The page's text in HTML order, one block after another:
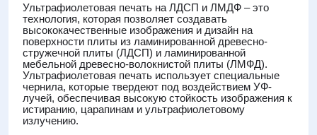
Ультрафиолетовая печать на ЛДСП и ЛМДФ – это
технология, которая позволяет создавать
высококачественные изображения и дизайн на
поверхности плиты из ламинированной древесно-
стружечной плиты (ЛДСП) и ламинированной
мебельной древесно-волокнистой плиты (ЛМФД).
Ультрафиолетовая печать использует специальные
чернила, которые твердеют под воздействием УФ-
лучей, обеспечивая высокую стойкость изображения к
истиранию, царапинам и ультрафиолетовому
излучению.